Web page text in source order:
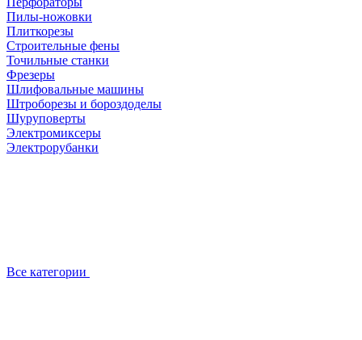
Пилы-ножовки
Плиткорезы
Строительные фены
Точильные станки
Фрезеры
Шлифовальные машины
Штроборезы и бороздоделы
Шуруповерты
Электромиксеры
Электрорубанки
Все категории